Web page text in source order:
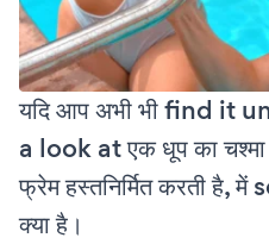
यदि आप अभी भी find it
a look at एक धूप का
फ्रेम हस्तनिर्मित करती
क्या है।